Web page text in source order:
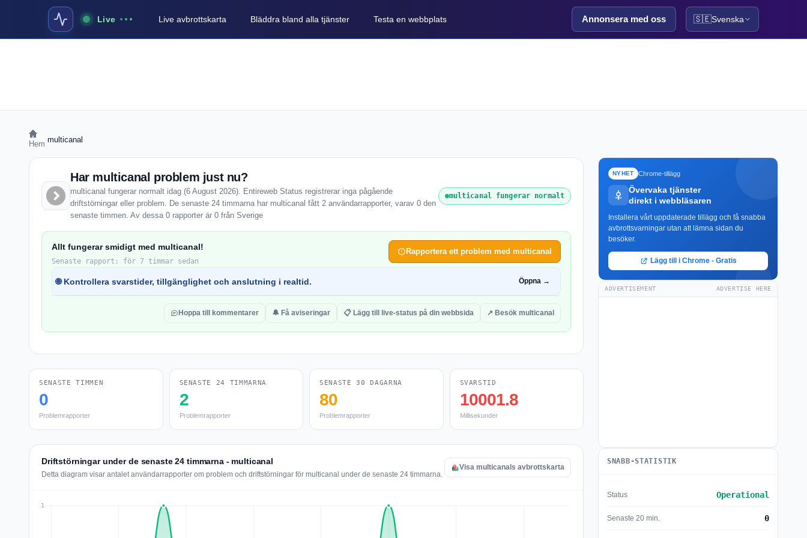
Live Live avbrottskarta Bläddra bland alla tjänster Testa en webbplats Annonsera med oss 🇸🇪Svenska
Hem multicanal
Har multicanal problem just nu?
multicanal fungerar normalt idag (6 August 2026). Entireweb Status registrerar inga pågående
driftstörningar eller problem. De senaste 24 timmarna har multicanal fått 2 användarrapporter, varav 0 den
senaste timmen. Av dessa 0 rapporter är 0 från Sverige
multicanal fungerar normalt
Allt fungerar smidigt med multicanal!
Senaste rapport: för 7 timmar sedan
Rapportera ett problem med multicanal
🌐 Kontrollera svarstider, tillgänglighet och anslutning i realtid. Öppna →
Hoppa till kommentarer 🔔 Få aviseringar 📋 Lägg till live-status på din webbsida ↗ Besök multicanal
SENASTE TIMMEN
0
Problemrapporter
SENASTE 24 TIMMARNA
2
Problemrapporter
SENASTE 30 DAGARNA
80
Problemrapporter
SVARSTID
10001.8
Millisekunder
Driftstörningar under de senaste 24 timmarna - multicanal
Detta diagram visar antalet användarrapporter om problem och driftstörningar för multicanal under de senaste 24 timmarna.
Visa multicanals avbrottskarta
NYHET Chrome-tillägg
Övervaka tjänster
direkt i webbläsaren
Installera vårt uppdaterade tillägg och få snabba
avbrottsvarningar utan att lämna sidan du
besöker.
Lägg till i Chrome - Gratis
ADVERTISEMENT ADVERTISE HERE
SNABB-STATISTIK
Status Operational
Senaste 20 min. 0